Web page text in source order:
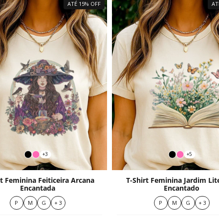
ATÉ 15% OFF
+3
Feminina Feiticeira Arcana
Encantada
P M G + 3
+5
T-Shirt Feminina Jardim
Encantado
P M G + 3